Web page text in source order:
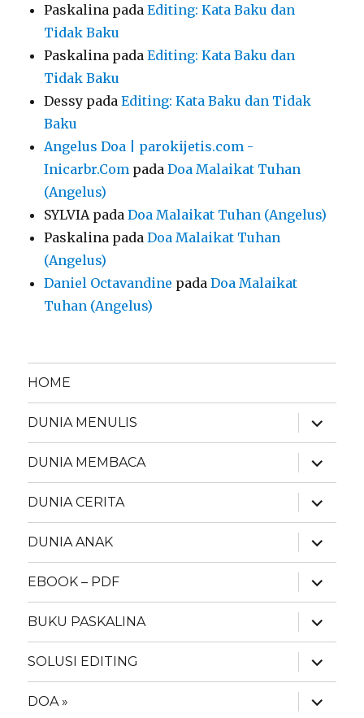
Paskalina padaEditing: Kata Baku dan
Tidak Baku
Paskalina padaEditing: Kata Baku dan
Tidak Baku
Dessy padaEditing: Kata Baku dan Tidak
Baku
Angelus Doa | parokijetis.com -
Inicarbr.Com padaDoa Malaikat Tuhan
(Angelus)
SYLVIA padaDoa Malaikat Tuhan (Angelus)
Paskalina padaDoa Malaikat Tuhan
(Angelus)
Daniel Octavandine padaDoa Malaikat
Tuhan (Angelus)
HOME
DUNIA MENULIS
expand
child
menu
DUNIA MEMBACA
expand
child
menu
DUNIA CERITA
expand
child
menu
DUNIA ANAK
expand
child
menu
EBOOK – PDF
expand
child
menu
BUKU PASKALINA
expand
child
menu
SOLUSI EDITING
expand
child
menu
DOA »
expand
child